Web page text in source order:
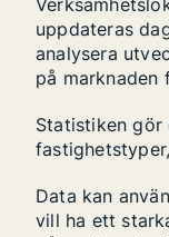
uppdateras
analysera
på marknaden
Statistiken
Data kan
vill ha ett